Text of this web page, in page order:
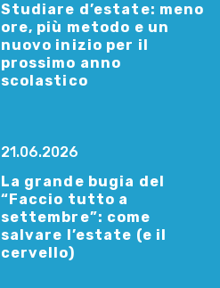
Studiare d’estate: meno
ore, più metodo e un
nuovo inizio per il
prossimo anno
scolastico
21.06.2026
La grande bugia del
“Faccio tutto a
settembre”: come
salvare l’estate (e il
cervello)